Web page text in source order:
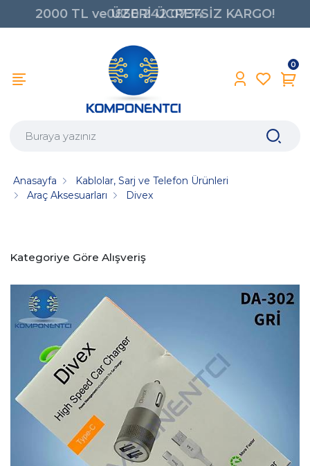
2000 TL ve ÜZERİ ÜCRETSİZ KARGO!
0850 242 0734
0
Anasayfa
Kablolar, Sarj ve Telefon Ürünleri
Araç Aksesuarları
Divex
Kategoriye Göre Alışveriş